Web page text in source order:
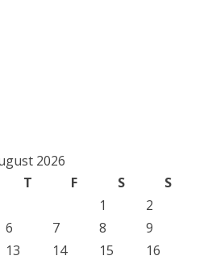
2026
T F S
S
1
2
6 7 8
9
13 14 15
16